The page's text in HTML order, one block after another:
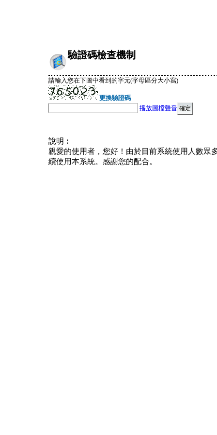
驗證碼檢查機制
請輸入您在下圖中看到的字元(字母區分大小寫)
更換驗證碼
播放圖檔聲音
說明︰
親愛的使用者，您好！由於目前系統使用人數眾
續使用本系統。感謝您的配合。